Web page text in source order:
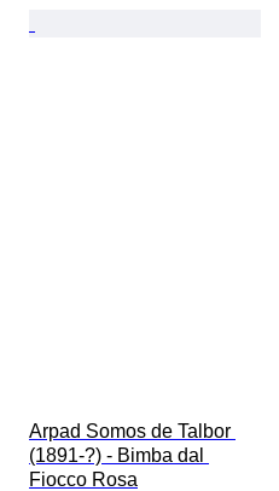
Arpad Somos de Talbor
(1891-?) - Bimba dal
Fiocco Rosa